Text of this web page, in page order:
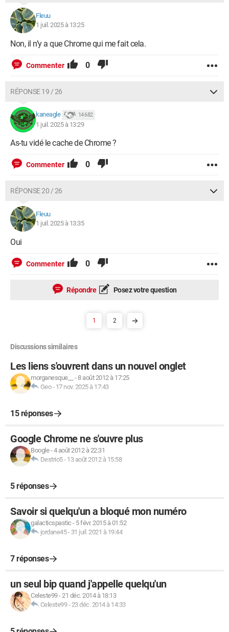
Fleuu
1 juil. 2025 à 13:25
Non, il n’y a que Chrome qui me fait cela.
Commenter 0
RÉPONSE 19 / 26
kaneagle 14 682
1 juil. 2025 à 13:29
As-tu vidé le cache de Chrome ?
Commenter 0
RÉPONSE 20 / 26
Fleuu
1 juil. 2025 à 13:35
Oui
Commenter 0
Répondre Posez votre question
1 2
Discussions similaires
Les liens s'ouvrent dans un nouvel onglet
morganesque__ -8 août 2012 à 17:25
Geo- 17 nov. 2025 à 17:43
15 réponses
Google Chrome ne s'ouvre plus
Boogle-4 août 2012 à 22:31
Destrio5- 13 août 2012 à 15:58
5 réponses
Savoir si quelqu'un a bloqué mon numéro
galacticspastic - 5 févr. 2015 à 01:52
jordane45- 31 juil. 2021 à 19:44
7 réponses
un seul bip quand j'appelle quelqu'un
Celeste99-21 déc. 2014 à 18:13
Celeste99-23 déc. 2014 à 14:33